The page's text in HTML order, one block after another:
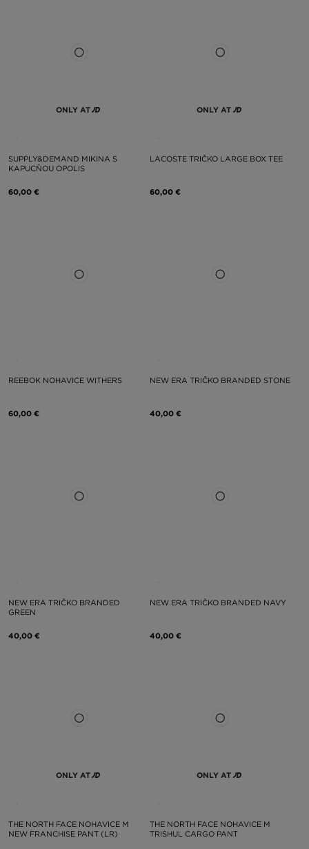
ONLY AT
SUPPLY&DEMAND MIKINA S
KAPUCŇOU OPOLIS
60,00 €
ONLY AT
LACOSTE TRIČKO LARGE BOX TEE
60,00 €
REEBOK NOHAVICE WITHERS
60,00 €
NEW ERA TRIČKO BRANDED STONE
40,00 €
NEW ERA TRIČKO BRANDED
GREEN
40,00 €
NEW ERA TRIČKO BRANDED NAVY
40,00 €
ONLY AT
THE NORTH FACE NOHAVICE M
NEW FRANCHISE PANT (LR)
ONLY AT
THE NORTH FACE NOHAVICE M
TRISHUL CARGO PANT